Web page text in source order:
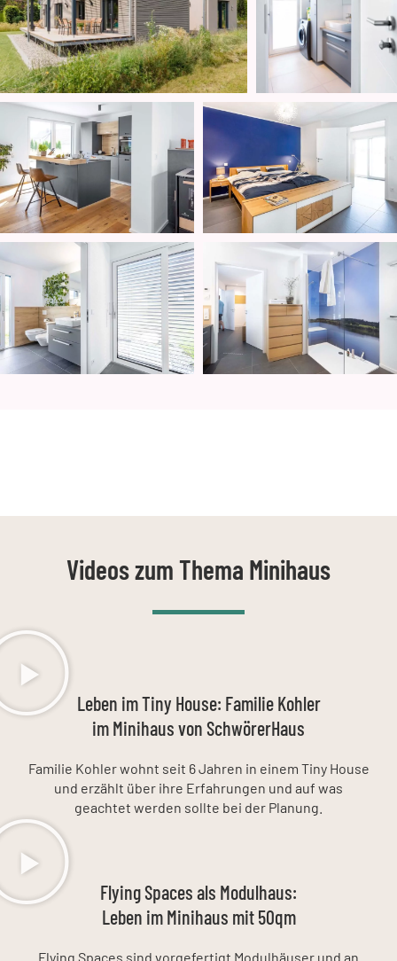
Videos zum Thema Minihaus
Leben im Tiny House: Familie Kohler
im Minihaus von SchwörerHaus
Familie Kohler wohnt seit 6 Jahren in einem Tiny House
und erzählt über ihre Erfahrungen und auf was
geachtet werden sollte bei der Planung.
Flying Spaces als Modulhaus:
Leben im Minihaus mit 50qm
Flying Spaces sind vorgefertigt Modulhäuser und an